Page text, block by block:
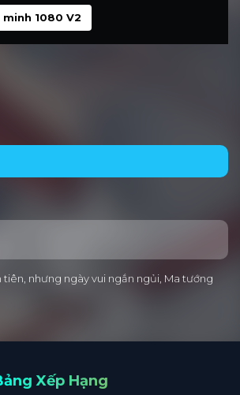
1080 V2
nhưng ngày vui ngắn ngủi, Ma tướng
Xếp Hạng